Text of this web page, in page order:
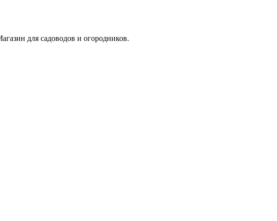
для садоводов и огородников.